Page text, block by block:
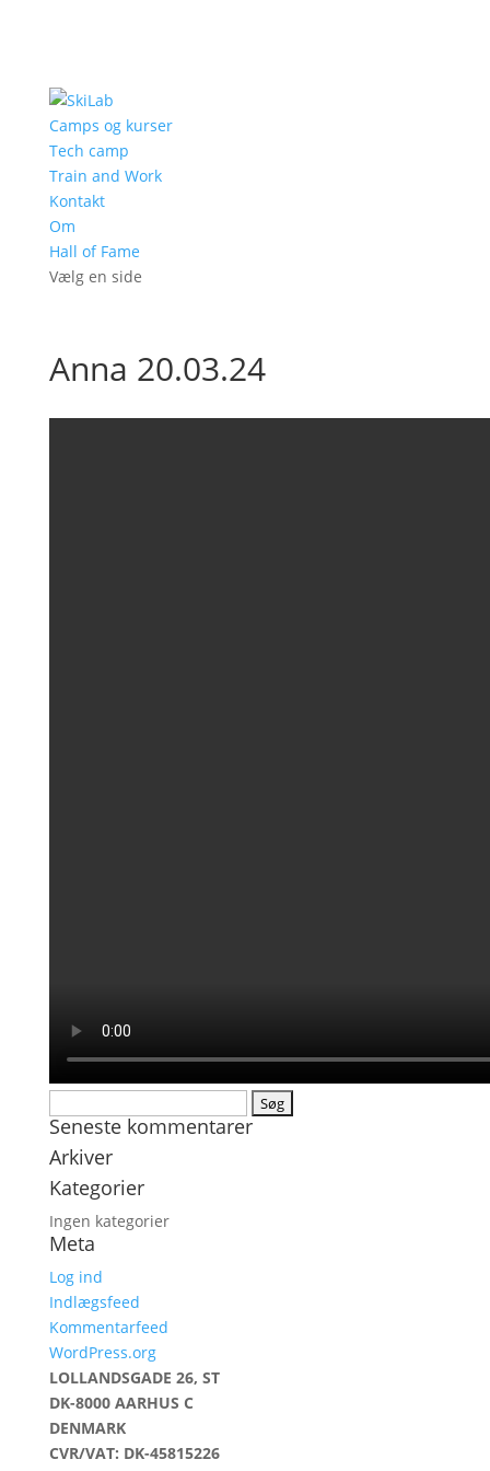
Camps og kurser
Tech camp
Train and Work
Kontakt
Om
Hall of Fame
Vælg en side
Anna 20.03.24
efter:
Seneste kommentarer
Arkiver
Kategorier
Ingen kategorier
Meta
Log ind
Indlægsfeed
Kommentarfeed
WordPress.org
LOLLANDSGADE 26, ST
DK-8000 AARHUS C
DENMARK
CVR/VAT: DK-45815226